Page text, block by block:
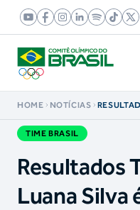
HOME NOTÍCIAS
TIME BRASIL
Resultados
Luana Silva